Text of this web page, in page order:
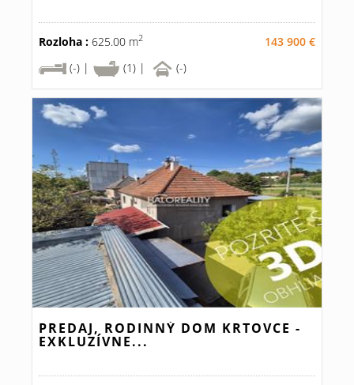
Rozloha : 625.00 m2
143 900 €
(-) |
(1) | (-)
PREDAJ, RODINNÝ DOM KRTOVCE -
EXKLUZÍVNE...